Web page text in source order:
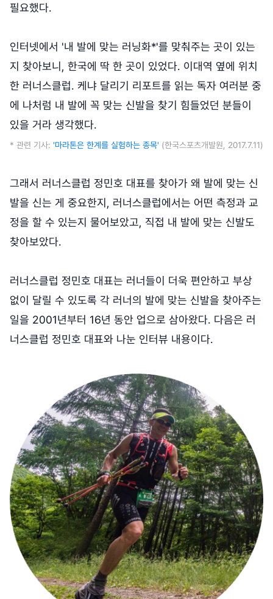
필요했다.
인터넷에서 '내 발에 맞는 러닝화*'를 맞춰주는 곳이 있는
지 찾아보니, 한국에 딱 한 곳이 있었다. 이대역 옆에 위치
한 러너스클럽. 케냐 달리기 리포트를 읽는 독자 여러분 중
에 나처럼 내 발에 꼭 맞는 신발을 찾기 힘들었던 분들이
있을 거라 생각했다.
* 관련 기사: '마라톤은 한계를 실험하는 종목' (한국스포츠개발원, 2017.7.11)
그래서 러너스클럽 정민호 대표를 찾아가 왜 발에 맞는 신
발을 신는 게 중요한지, 러너스클럽에서는 어떤 측정과 교
정을 할 수 있는지 물어보았고, 직접 내 발에 맞는 신발도
찾아보았다.
러너스클럽 정민호 대표는 러너들이 더욱 편안하고 부상
없이 달릴 수 있도록 각 러너의 발에 맞는 신발을 찾아주는
일을 2001년부터 16년 동안 업으로 삼아왔다. 다음은 러
너스클럽 정민호 대표와 나눈 인터뷰 내용이다.